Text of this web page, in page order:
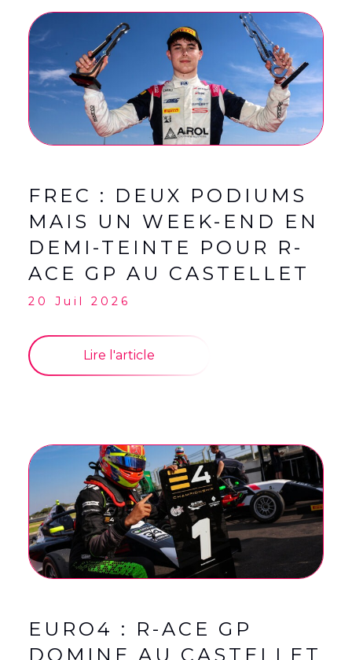
FREC : DEUX PODIUMS
MAIS UN WEEK-END EN
DEMI-TEINTE POUR R-
ACE GP AU CASTELLET
20 Juil 2026
Lire l'article
EURO4 : R-ACE GP
DOMINE AU CASTELLET